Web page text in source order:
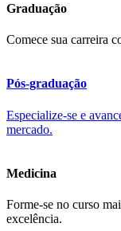
Graduação
Comece sua carreira
Pós-graduação
Especialize-se e
mercado.
Medicina
Forme-se no curso
excelência.